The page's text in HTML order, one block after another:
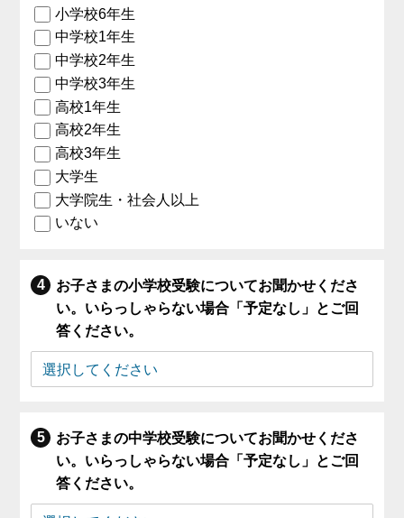
小学校6年生
中学校1年生
中学校2年生
中学校3年生
高校1年生
高校2年生
高校3年生
大学生
大学院生・社会人以上
いない
お子さまの小学校受験についてお聞かせくださ
い。いらっしゃらない場合「予定なし」とご回
答ください。
お子さまの中学校受験についてお聞かせくださ
い。いらっしゃらない場合「予定なし」とご回
答ください。